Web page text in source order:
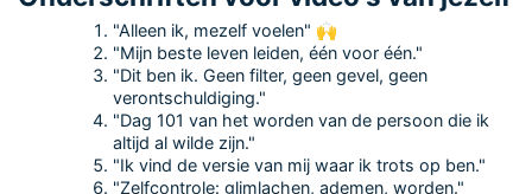
"Alleen ik, mezelf voelen" 🙌
"Mijn beste leven leiden, één voor één."
"Dit ben ik. Geen filter, geen gevel, geen
verontschuldiging."
"Dag 101 van het worden van de persoon die ik
altijd al wilde zijn."
"Ik vind de versie van mij waar ik trots op ben."
"Zelfcontrole: glimlachen, ademen, worden."